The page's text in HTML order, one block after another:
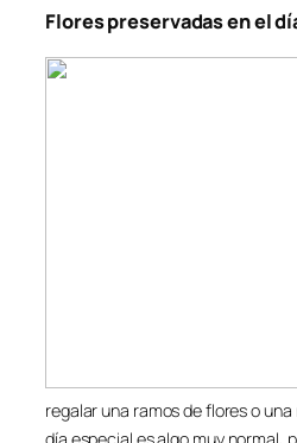
Flores preservadas en el
regalar una ramos de flores o